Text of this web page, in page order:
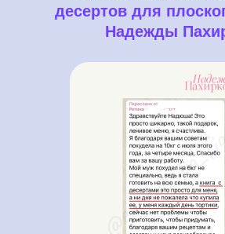
десертов для
Надежды